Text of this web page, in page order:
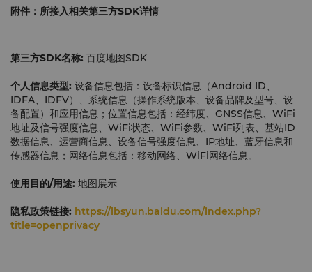
附件：所接入相关第三方SDK详情
第三方SDK名称: 百度地图SDK
个人信息类型: 设备信息包括：设备标识信息（Android ID、
IDFA、IDFV）、系统信息（操作系统版本、设备品牌及型号、设
备配置）和应用信息；位置信息包括：经纬度、GNSS信息、WiFi
地址及信号强度信息、WiFi状态、WiFi参数、WiFi列表、基站ID
数据信息、运营商信息、设备信号强度信息、IP地址、蓝牙信息和
传感器信息；网络信息包括：移动网络、WiFi网络信息。
使用目的/用途: 地图展示
隐私政策链接: https://lbsyun.baidu.com/index.php?
title=openprivacy